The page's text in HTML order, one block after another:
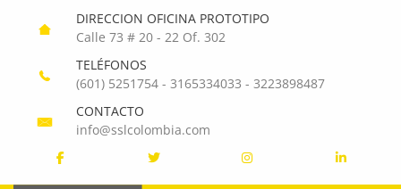
DIRECCION OFICINA PROTOTIPO
Calle 73 # 20 - 22 Of. 302
TELÉFONOS
(601) 5251754- 3165334033 - 3223898487
CONTACTO
info@sslcolombia.com